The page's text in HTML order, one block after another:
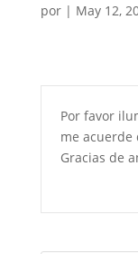
por | May 12,
Por favor
me acuerde
Gracias de